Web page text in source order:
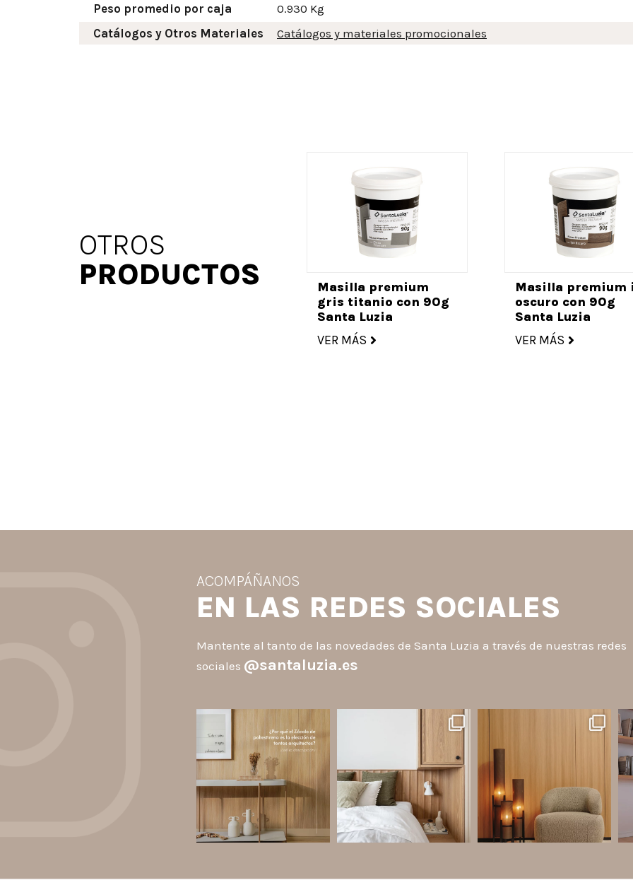
Peso promedio por caja
0.930 Kg
Catálogos y Otros Materiales
Catálogos y materiales promocionales
OTROS
PRODUCTOS
Masilla premium
gris titanio con 90g
Santa Luzia
VER MÁS
Masilla premium
oscuro con 90g
Santa Luzia
VER MÁS
ACOMPÁÑANOS
EN LAS REDES SOCIALES
Mantente al tanto de las novedades de Santa Luzia a través de nuestras redes
sociales @santaluzia.es
Los Zócalos de poliestireno
ganaron protagonismo en la
arquitectura porque combinan
estética, practicidad y
desempeño en un solo producto.
A
Jul 20
2 0
¿Querés salir de la cabecera
de pared Santa Luzia pueden ser
la solución!
Líneas como Waves, Gizé y
Jul 14
1 0
brindar mayor libertad en la
respaldos de cama, halls, paneles
Jul 6
2 0